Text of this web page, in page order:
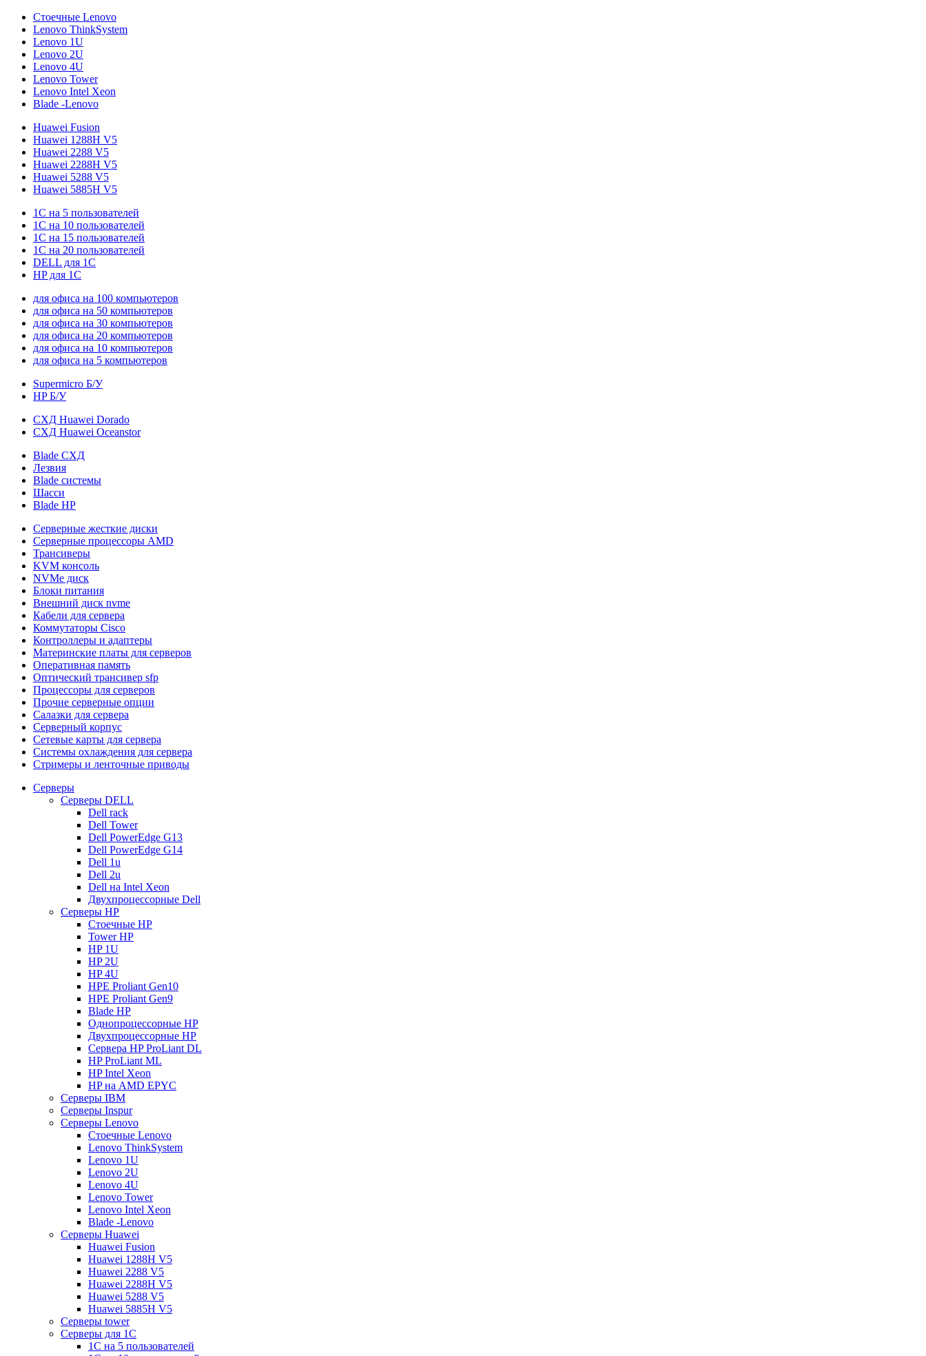
Стоечные Lenovo
Lenovo ThinkSystem
Lenovo 1U
Lenovo 2U
Lenovo 4U
Lenovo Tower
Lenovo Intel Xeon
Blade -Lenovo
Huawei Fusion
Huawei 1288H V5
Huawei 2288 V5
Huawei 2288H V5
Huawei 5288 V5
Huawei 5885H V5
1С на 5 пользователей
1С на 10 пользователей
1С на 15 пользователей
1С на 20 пользователей
DELL для 1С
HP для 1С
для офиса на 100 компьютеров
для офиса на 50 компьютеров
для офиса на 30 компьютеров
для офиса на 20 компьютеров
для офиса на 10 компьютеров
для офиса на 5 компьютеров
Supermicro Б/У
HP Б/У
СХД Huawei Dorado
СХД Huawei Oceanstor
Blade СХД
Лезвия
Blade системы
Шасси
Blade HP
Серверные жесткие диски
Серверные процессоры AMD
Трансиверы
KVM консоль
NVMe диск
Блоки питания
Внешний диск nvme
Кабели для сервера
Коммутаторы Cisco
Контроллеры и адаптеры
Материнские платы для серверов
Оперативная память
Оптический трансивер sfp
Процессоры для серверов
Прочие серверные опции
Салазки для сервера
Серверный корпус
Сетевые карты для сервера
Системы охлаждения для сервера
Стримеры и ленточные приводы
Серверы
Серверы DELL
Dell rack
Dell Tower
Dell PowerEdge G13
Dell PowerEdge G14
Dell 1u
Dell 2u
Dell на Intel Xeon
Двухпроцессорные Dell
Серверы HP
Стоечные HP
Tower HP
HP 1U
HP 2U
HP 4U
HPE Proliant Gen10
HPE Proliant Gen9
Blade HP
Однопроцессорные HP
Двухпроцессорные HP
Сервера HP ProLiant DL
HP ProLiant ML
HP Intel Xeon
HP на AMD EPYC
Серверы IBM
Серверы Inspur
Серверы Lenovo
Стоечные Lenovo
Lenovo ThinkSystem
Lenovo 1U
Lenovo 2U
Lenovo 4U
Lenovo Tower
Lenovo Intel Xeon
Blade -Lenovo
Серверы Huawei
Huawei Fusion
Huawei 1288H V5
Huawei 2288 V5
Huawei 2288H V5
Huawei 5288 V5
Huawei 5885H V5
Серверы tower
Серверы для 1C
1С на 5 пользователей